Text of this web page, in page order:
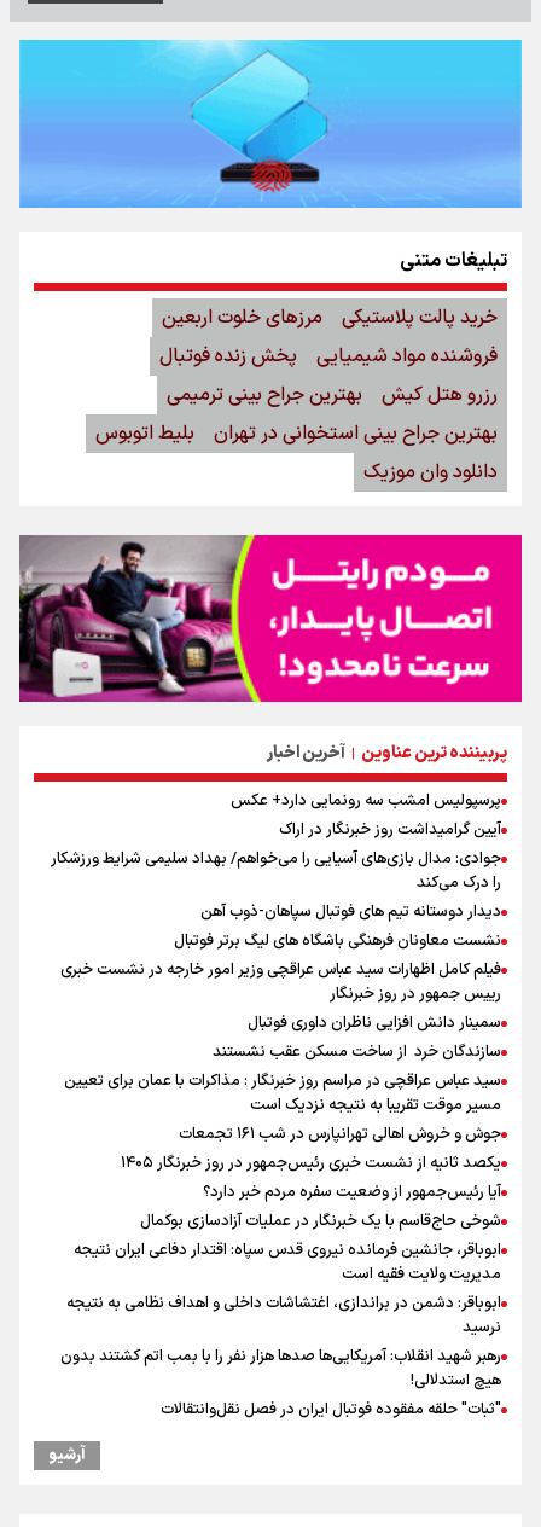
پربیننده ترین عناوین | آخرین اخبار
پرسپولیس امشب سه رونمایی دارد+ عکس
آیین گرامیداشت روز خبرنگار در اراک
جوادی: مدال بازی‌های آسیایی را می‌خواهم/ بهداد سلیمی شرایط ورزشکار
را درک می‌کند
دیدار دوستانه تیم های فوتبال سپاهان-ذوب آهن
نشست معاونان فرهنگی باشگاه های لیگ برتر فوتبال
فیلم کامل اظهارات سید عباس عراقچی وزیر امور خارجه در نشست خبری
رییس جمهور در روز خبرنگار
سمینار دانش افزایی ناظران داوری فوتبال
سازندگان خرد از ساخت مسکن عقب نشستند
سید عباس عراقچی در مراسم روز خبرنگار : مذاکرات با عمان برای تعیین
مسیر موقت تقریبا به نتیجه نزدیک است
جوش و خروش اهالی تهرانپارس در شب ۱۶۱ تجمعات
یکصد ثانیه از نشست خبری رئیس‌جمهور در روز خبرنگار ۱۴۰۵
آیا رئیس‌جمهور از وضعیت سفره مردم خبر دارد؟
شوخی حاج‌قاسم با یک خبرنگار در عملیات آزادسازی بوکمال
ابوباقر، جانشین فرمانده نیروی قدس سپاه: اقتدار دفاعی ایران نتیجه
مدیریت ولایت فقیه است
ابوباقر: دشمن در براندازی، اغتشاشات داخلی و اهداف نظامی به نتیجه
نرسید
رهبر شهید انقلاب: آمریکایی‌ها صدها هزار نفر را با بمب اتم کشتند بدون
هیچ استدلالی!
"ثبات" حلقه مفقوده فوتبال ایران در فصل نقل‌وانتقالات
آرشیو
تبلیغات متنی
خرید پالت پلاستیکی
مرزهای خلوت اربعین
فروشنده مواد شیمیایی
پخش زنده فوتبال
رزرو هتل کیش
بهترین جراح بینی ترمیمی
بهترین جراح بینی استخوانی در تهران
بلیط اتوبوس
دانلود وان موزیک